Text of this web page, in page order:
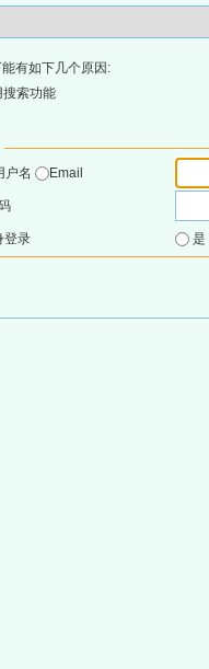
有如下几个原因:
搜索功能
户名
Email
登录